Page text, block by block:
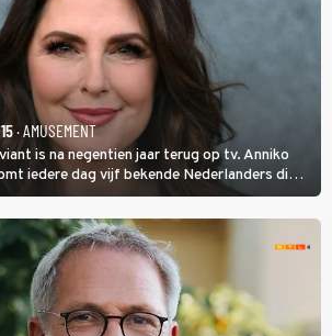
· AMUSEMENT
is na negentien jaar terug op tv. Anniko
iedere dag vijf bekende Nederlanders die
in verschillende categorieën. De beste
naar de finaleweek.